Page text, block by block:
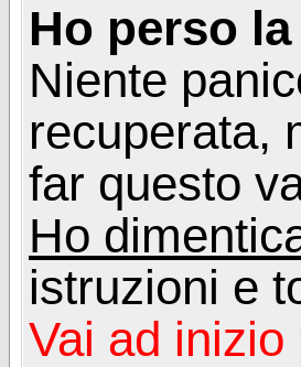
Ho perso
Niente
recuperata,
far questo
Ho
istruzioni e
Vai ad inizio